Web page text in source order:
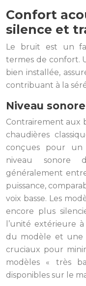
Confort
silence et
Le bruit est un
termes de confort.
bien installée,
contribuant à la
Niveau
Contrairement aux
chaudières
conçues pour un
niveau sonore
généralement
puissance,
voix basse. Les
encore plus
l’unité extérieure
du modèle et une
cruciaux pour
modèles « très
disponibles sur le